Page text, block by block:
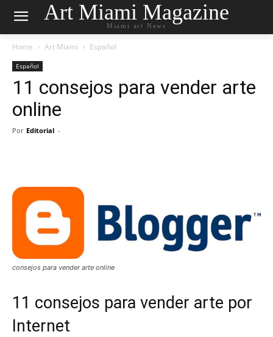
Art Miami Magazine
Miami art News
Home Art Miami Español
Español
11 consejos para vender arte
online
Por Editorial -
consejos para vender arte online
11 consejos para vender arte por
Internet